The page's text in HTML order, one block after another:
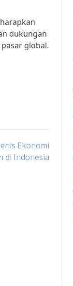
dukungan
global.
Ekonomi
di Indonesia